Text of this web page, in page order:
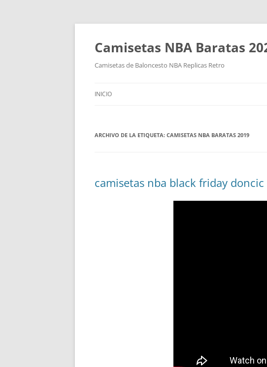
Camisetas NBA Baratas
Camisetas de Baloncesto NBA Replicas Retro
INICIO
ARCHIVO DE LA ETIQUETA: CAMISETAS NBA BARATAS 2019
camisetas nba black friday doncic